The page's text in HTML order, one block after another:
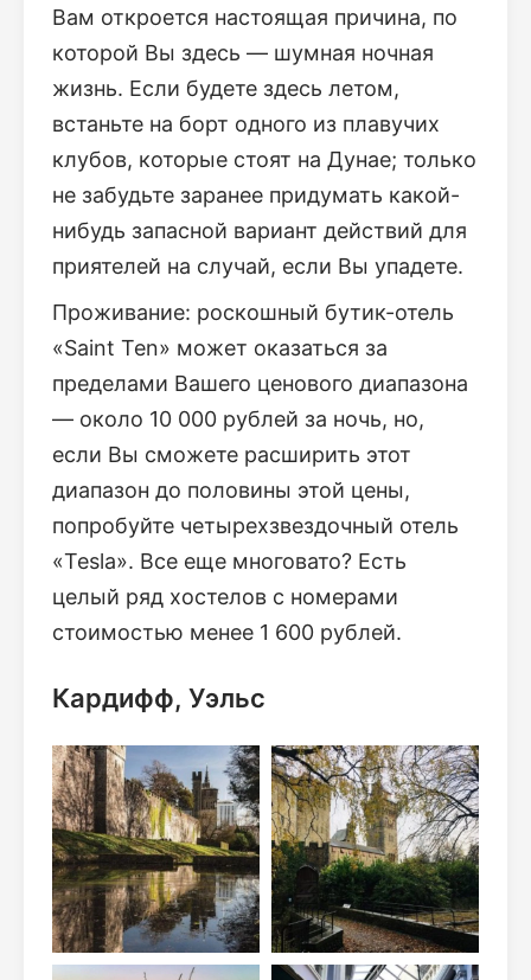
Вам откроется настоящая причина, по
которой Вы здесь — шумная ночная
жизнь. Если будете здесь летом,
встаньте на борт одного из плавучих
клубов, которые стоят на Дунае; только
не забудьте заранее придумать какой-
нибудь запасной вариант действий для
приятелей на случай, если Вы упадете.
Проживание: роскошный бутик-отель
«Saint Ten» может оказаться за
пределами Вашего ценового диапазона
— около 10 000 рублей за ночь, но,
если Вы сможете расширить этот
диапазон до половины этой цены,
попробуйте четырехзвездочный отель
«Tesla». Все еще многовато? Есть
целый ряд хостелов с номерами
стоимостью менее 1 600 рублей.
Кардифф, Уэльс